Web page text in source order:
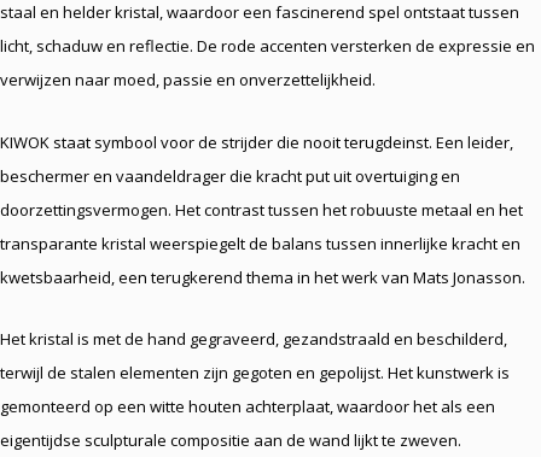
staal en helder kristal, waardoor een fascinerend spel ontstaat tussen
licht, schaduw en reflectie. De rode accenten versterken de expressie en
verwijzen naar moed, passie en onverzettelijkheid.
KIWOK staat symbool voor de strijder die nooit terugdeinst. Een leider,
beschermer en vaandeldrager die kracht put uit overtuiging en
doorzettingsvermogen. Het contrast tussen het robuuste metaal en het
transparante kristal weerspiegelt de balans tussen innerlijke kracht en
kwetsbaarheid, een terugkerend thema in het werk van Mats Jonasson.
Het kristal is met de hand gegraveerd, gezandstraald en beschilderd,
terwijl de stalen elementen zijn gegoten en gepolijst. Het kunstwerk is
gemonteerd op een witte houten achterplaat, waardoor het als een
eigentijdse sculpturale compositie aan de wand lijkt te zweven.